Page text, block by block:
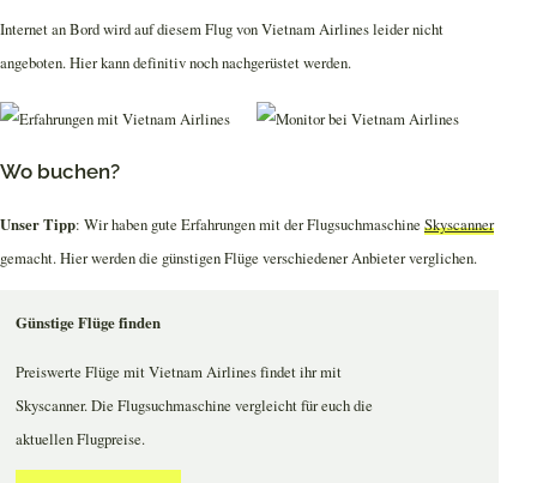
Internet an Bord wird auf diesem Flug von Vietnam Airlines leider nicht
angeboten. Hier kann definitiv noch nachgerüstet werden.
Wo buchen?
Unser Tipp: Wir haben gute Erfahrungen mit der Flugsuchmaschine Skyscanner
gemacht. Hier werden die günstigen Flüge verschiedener Anbieter verglichen.
Günstige Flüge finden
Preiswerte Flüge mit Vietnam Airlines findet ihr mit
Skyscanner. Die Flugsuchmaschine vergleicht für euch die
aktuellen Flugpreise.